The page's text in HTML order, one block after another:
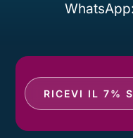
RICEVI IL 7%